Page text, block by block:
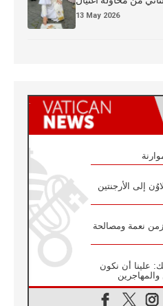
13 May 2026
إلى الأرجنتين
زمن نعمة ومصالحة
علينا أن نكون